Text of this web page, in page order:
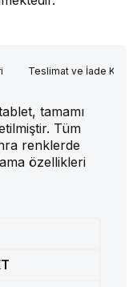
Teslimat ve İade
tamamı
Tüm
renklerde
özellikleri